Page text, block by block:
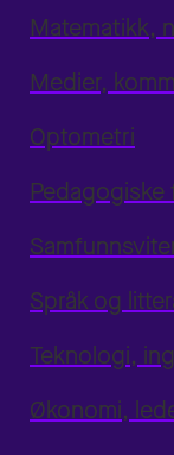
Matematikk,
Medier,
Optometri
Pedagogiske
Språk og
Teknologi,
Økonomi,